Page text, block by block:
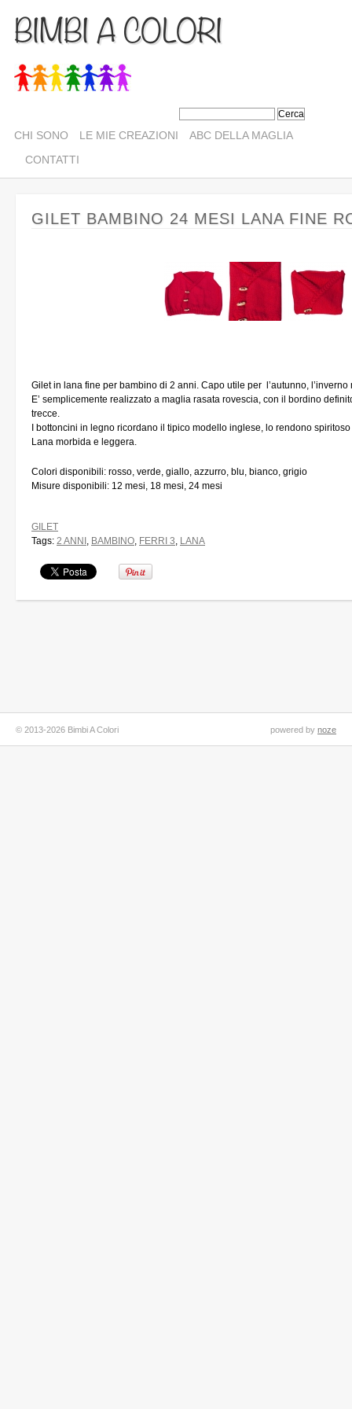
BIMBI A COLORI
CHI SONO LE MIE CREAZIONI
ABC DELLA MAGLIA
CONTATTI
GILET BAMBINO 24 MESI LANA FINE
Gilet in lana fine per bambino di 2 anni. Capo utile per l’autunno,
E’ semplicemente realizzato a maglia rasata rovescia, con il bordino
trecce.
I bottoncini in legno ricordano il tipico modello inglese, lo rendono
Lana morbida e leggera.
Colori disponibili: rosso, verde, giallo, azzurro, blu, bianco, grigio
Misure disponibili: 12 mesi, 18 mesi, 24 mesi
GILET
Tags: 2 ANNI , BAMBINO, FERRI 3, LANA
© 2013-2026 Bimbi A Colori powered by noze